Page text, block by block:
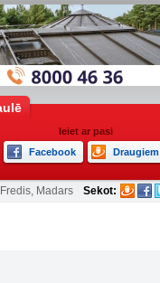
Ieiet ar pasi
Facebook
Draugiem
Madars Sekot: